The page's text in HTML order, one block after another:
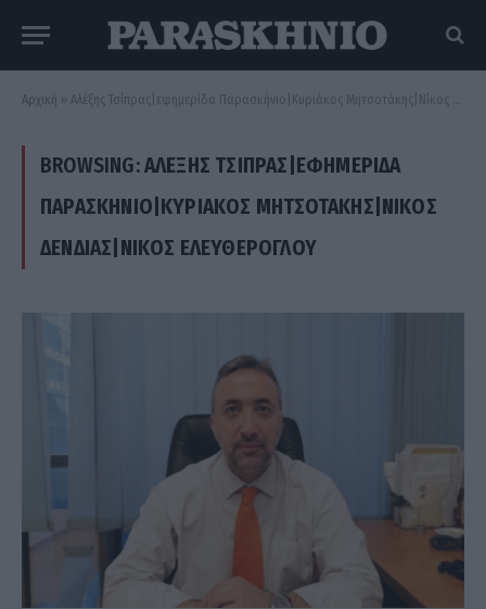
Αρχική » Αλέξης Τσίπρας|εφημερίδα Παρασκήνιο|Κυριάκος Μητσοτάκης|Νίκος Δένδιας|Νίκος Ελευθερόγλου
BROWSING:ΑΛΈΞΗΣ ΤΣΊΠΡΑΣ|ΕΦΗΜΕΡΊΔΑ
ΠΑΡΑΣΚΉΝΙΟ|ΚΥΡΙΆΚΟΣ ΜΗΤΣΟΤΆΚΗΣ|ΝΊΚΟΣ
ΔΈΝΔΙΑΣ|ΝΊΚΟΣ ΕΛΕΥΘΕΡΌΓΛΟΥ